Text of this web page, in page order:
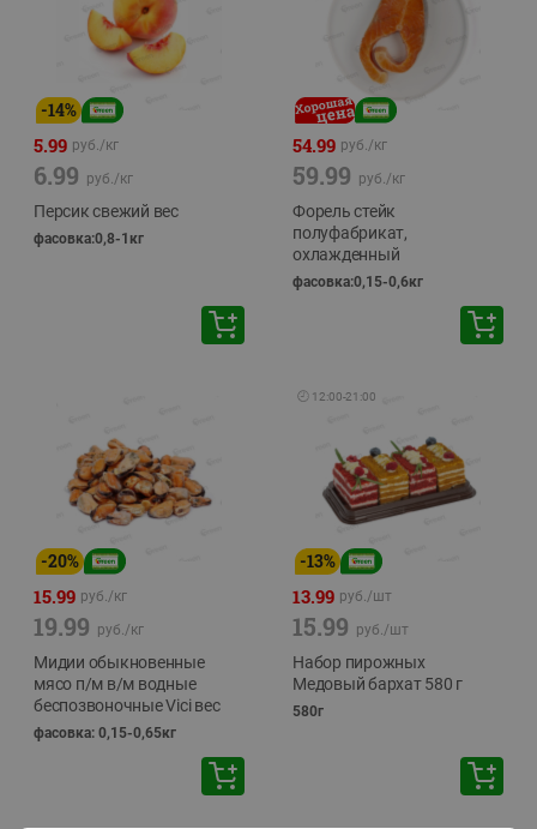
-14%
5.99 руб./кг
6.99 руб./кг
Персик свежий вес
фасовка:0,8-1кг
54.99 руб./кг
59.99 руб./кг
Форель стейк
полуфабрикат,
охлажденный
фасовка:0,15-0,6кг
-20%
15.99 руб./кг
19.99 руб./кг
Мидии обыкновенные
мясо п/м в/м водные
беспозвоночные Vici вес
фасовка: 0,15-0,65кг
🕘 12:00-21:00
-13%
13.99 руб./шт
15.99 руб./шт
Набор пирожных
Медовый бархат 580 г
580г